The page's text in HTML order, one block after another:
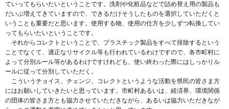
ていってもらいたいということです。洗剤や化粧品などで詰め替え用の製品も
だいぶ増えてきていますので、できるだけそうしたものを選択していただくと
いうことも重要だと思います。使用する物、使用の仕方を少しずつ転換してい
ってもらいたいということです。
それからコレクトということで、プラスチック製品をすべて排除するという
ことでなくて、適正なリサイクル等も行われているわけですので、各市町村に
よって分別ルール等があるわけですけれども、使い終わった際にはしっかりル
ールに従って分別していただく。
こういうチョイス、チェンジ、コレクトというような活動を県民の皆さま方
にはお願いしていきたいと思っています。市町村あるいは、経済界、環境関係
の団体の皆さま方とも協力させていただきながら、あるいは協力いただきなが